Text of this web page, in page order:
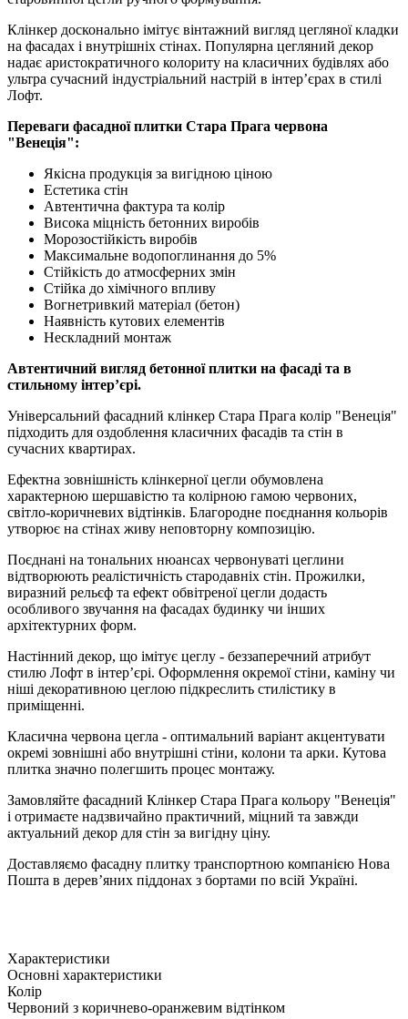
Клінкер досконально імітує вінтажний вигляд цегляної кладки
на фасадах і внутрішніх стінах. Популярна цегляний декор
надає аристократичного колориту на класичних будівлях або
ультра сучасний індустріальний настрій в інтер’єрах в стилі
Лофт.
Переваги фасадної плитки Стара Прага червона
"Венеція":
Якісна продукція за вигідною ціною
Естетика стін
Автентична фактура та колір
Висока міцність бетонних виробів
Морозостійкість виробів
Максимальне водопоглинання до 5%
Стійкість до атмосферних змін
Стійка до хімічного впливу
Вогнетривкий матеріал (бетон)
Наявність кутових елементів
Нескладний монтаж
Автентичний вигляд бетонної плитки на фасаді та в
стильному інтер’єрі.
Універсальний фасадний клінкер Стара Прага колір "Венеція"
підходить для оздоблення класичних фасадів та стін в
сучасних квартирах.
Ефектна зовнішність клінкерної цегли обумовлена
характерною шершавістю та колірною гамою червоних,
світло-коричневих відтінків. Благородне поєднання кольорів
утворює на стінах живу неповторну композицію.
Поєднані на тональних нюансах червонуваті цеглини
відтворюють реалістичність стародавніх стін. Прожилки,
виразний рельєф та ефект обвітреної цегли додасть
особливого звучання на фасадах будинку чи інших
архітектурних форм.
Настінний декор, що імітує цеглу - беззаперечний атрибут
стилю Лофт в інтер’єрі. Оформлення окремої стіни, каміну чи
ніші декоративною цеглою підкреслить стилістику в
приміщенні.
Класична червона цегла - оптимальний варіант акцентувати
окремі зовнішні або внутрішні стіни, колони та арки. Кутова
плитка значно полегшить процес монтажу.
Замовляйте фасадний Клінкер Стара Прага кольору "Венеція"
і отримаєте надзвичайно практичний, міцний та завжди
актуальний декор для стін за вигідну ціну.
Доставляємо фасадну плитку транспортною компанією Нова
Пошта в дерев’яних піддонах з бортами по всій Україні.
Характеристики
Основні характеристики
Колір
Червоний з коричнево-оранжевим відтінком